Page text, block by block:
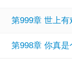
字前收尾，书友群
第999章 世上有
第998章 你真是